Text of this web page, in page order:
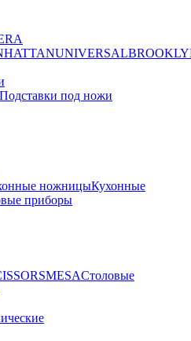
UNIVERSAL
Подставки под ножи
ножницыКухонные
приборы
MESAСтоловые